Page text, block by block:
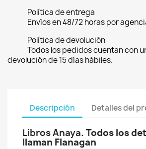
Política de entrega
Envíos en 48/72 horas por
Política de devolución
Todos los pedidos cuentan con
devolución de 15 días hábiles.
Descripción Detalles del
Libros Anaya. Todos los
llaman Flanagan